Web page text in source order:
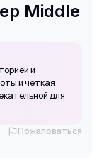
Middle
и
и четкая
для
Пожаловаться